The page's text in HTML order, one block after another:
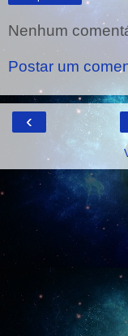
Nenhum
Postar um
‹